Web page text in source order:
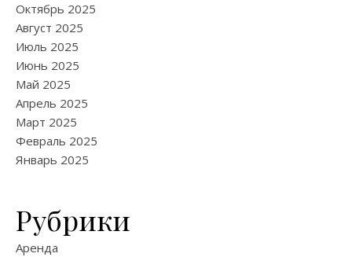
Октябрь 2025
Август 2025
Июль 2025
Июнь 2025
Май 2025
Апрель 2025
Март 2025
Февраль 2025
Январь 2025
Рубрики
Аренда